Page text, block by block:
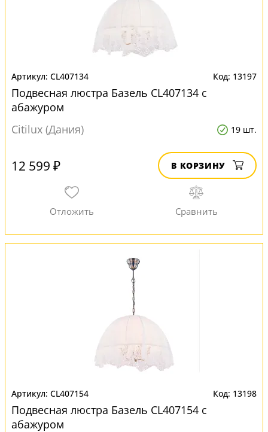
CL407134 13197
Подвесная люстра Базель CL407134 с
абажуром
Citilux (Дания)
19 шт.
12 599 ₽ В КОРЗИНУ
CL407154 13198
Подвесная люстра Базель CL407154 с
абажуром